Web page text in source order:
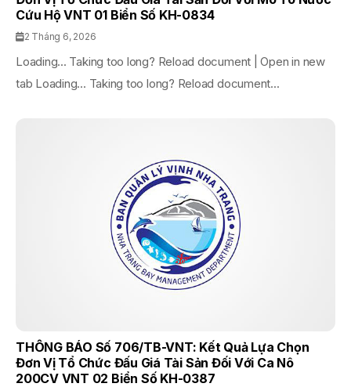
Cứu Hộ VNT 01 Biển Số KH-0834
2 Tháng 6, 2026
Loading... Taking too long? Reload document | Open in new
tab Loading... Taking too long? Reload document...
THÔNG BÁO Số 706/TB-VNT: Kết Quả Lựa Chọn
Đơn Vị Tổ Chức Đấu Giá Tài Sản Đối Với Ca Nô
200CV VNT 02 Biển Số KH-0387